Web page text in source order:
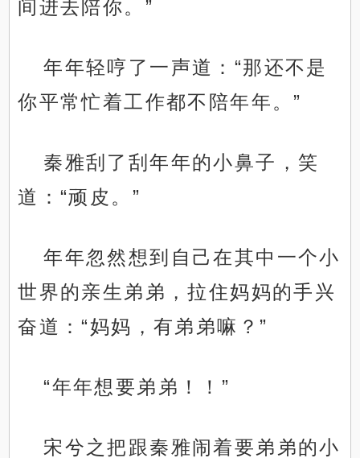
间进去陪你。”
年年轻哼了一声道：“那还不是
你平常忙着工作都不陪年年。”
秦雅刮了刮年年的小鼻子，笑
道：“顽皮。”
年年忽然想到自己在其中一个小
世界的亲生弟弟，拉住妈妈的手兴
奋道：“妈妈，有弟弟嘛？”
“年年想要弟弟！！”
宋兮之把跟秦雅闹着要弟弟的小